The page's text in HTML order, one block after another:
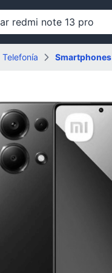
Telefonía Smartphones